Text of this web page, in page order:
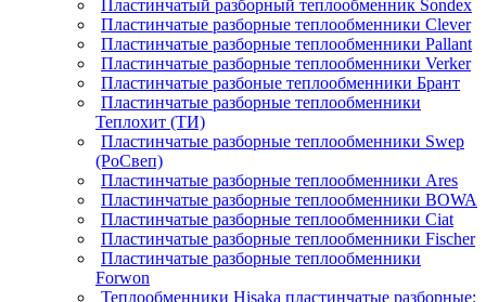
Пластинчатый разборный теплообменник Sondex
Пластинчатые разборные теплообменники Clever
Пластинчатые разборные теплообменники Pallant
Пластинчатые разборные теплообменники Verker
Пластинчатые разбоные теплообменники Брант
Пластинчатые разборные теплообменники
Теплохит (ТИ)
Пластинчатые разборные теплообменники Swep
(РоСвеп)
Пластинчатые разборные теплообменники Ares
Пластинчатые разборные теплообменники BOWA
Пластинчатые разборные теплообменники Ciat
Пластинчатые разборные теплообменники Fischer
Пластинчатые разборные теплообменники
Forwon
Теплообменники Hisaka пластинчатые разборные: